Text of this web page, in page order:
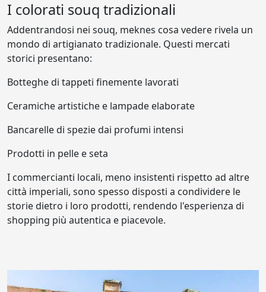
I colorati souq tradizionali
Addentrandosi nei souq, meknes cosa vedere rivela un
mondo di artigianato tradizionale. Questi mercati
storici presentano:
Botteghe di tappeti finemente lavorati
Ceramiche artistiche e lampade elaborate
Bancarelle di spezie dai profumi intensi
Prodotti in pelle e seta
I commercianti locali, meno insistenti rispetto ad altre
città imperiali, sono spesso disposti a condividere le
storie dietro i loro prodotti, rendendo l'esperienza di
shopping più autentica e piacevole.